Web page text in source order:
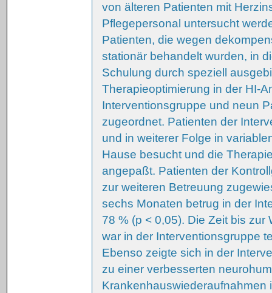
von älteren Patienten mit
Pflegepersonal untersucht
Patienten, die wegen
stationär behandelt wurden, in
Schulung durch speziell
Therapieoptimierung in der HI-
Interventionsgruppe und neun
zugeordnet. Patienten der
und in weiterer Folge in
Hause besucht und die
angepaßt. Patienten der
zur weiteren Betreuung
sechs Monaten betrug in der
78 % (p < 0,05). Die Zeit bis
war in der Interventionsgruppe
Ebenso zeigte sich in der
zu einer verbesserten
Krankenhauswiederaufnahmen